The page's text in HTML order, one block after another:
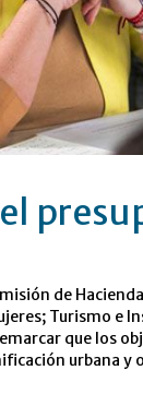
de
Turismo e
que los
urbana y